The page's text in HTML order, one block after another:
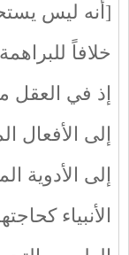
[أنه ليس
خلافاً
إذ في العقل
إلى الأفعال
إلى الأدوية
الأنبياء